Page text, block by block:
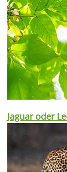
Jaguar oder